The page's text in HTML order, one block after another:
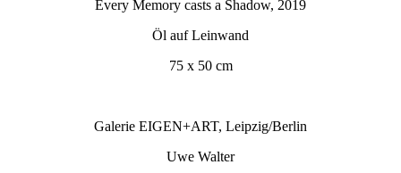
Every Memory casts a Shadow, 2019
Öl auf Leinwand
75 x 50 cm
Galerie EIGEN+ART, Leipzig/Berlin
Uwe Walter